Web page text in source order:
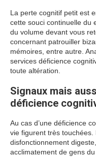
La perte cognitif petit est
cette souci continuelle du
du volume devant vous
concernant patrouiller
mémoires, entre autre.
services déficience
toute altération.
Signaux mais
déficience
Au cas d’une déficience
vie figurent très touchées.
disfonctionnement
acclimatement de gens